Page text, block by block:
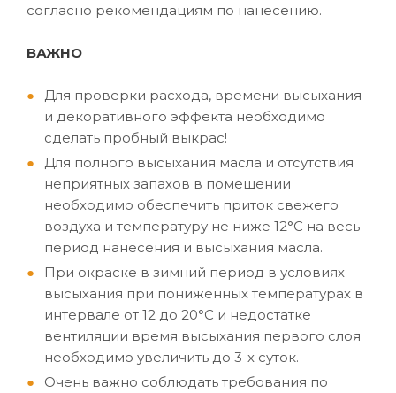
согласно рекомендациям по нанесению.
ВАЖНО
Для проверки расхода, времени высыхания
и декоративного эффекта необходимо
сделать пробный выкрас!
Для полного высыхания масла и отсутствия
неприятных запахов в помещении
необходимо обеспечить приток свежего
воздуха и температуру не ниже 12°C на весь
период нанесения и высыхания масла.
При окраске в зимний период в условиях
высыхания при пониженных температурах в
интервале от 12 до 20°C и недостатке
вентиляции время высыхания первого слоя
необходимо увеличить до 3-х суток.
Очень важно соблюдать требования по